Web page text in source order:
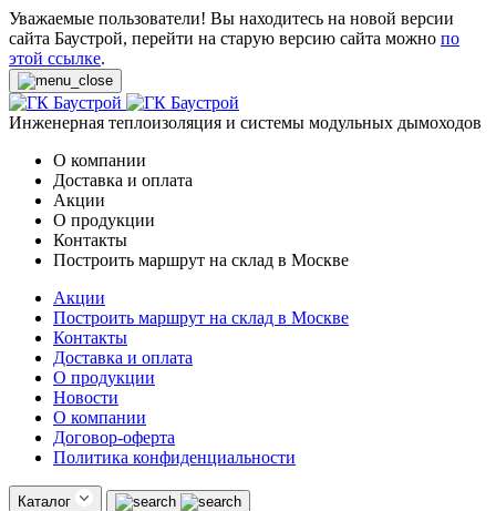
Уважаемые пользователи! Вы находитесь на новой версии
сайта Баустрой, перейти на старую версию сайта можно по
этой ссылке.
Инженерная теплоизоляция и системы модульных дымоходов
О компании
Доставка и оплата
Акции
О продукции
Контакты
Построить маршрут на склад в Москве
Акции
Построить маршрут на склад в Москве
Контакты
Доставка и оплата
О продукции
Новости
О компании
Договор-оферта
Политика конфиденциальности
Каталог